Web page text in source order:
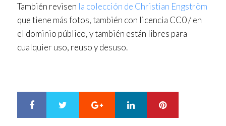
También revisen la colección de Christian Engström
que tiene más fotos, también con licencia CC0 / en
el dominio público, y también están libres para
cualquier uso, reuso y desuso.
Google+ LinkedIn